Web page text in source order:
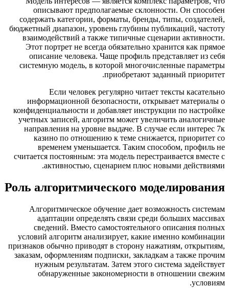
описывают предполагаемые склонности. Он
содержать категории, форматы, бренды, типы,
бюджетный диапазон, уровень глубины публикаций,
взаимодействий а также типичные сценарии
Этот портрет не всегда обязательно хранится как
описание человека. Чаще профиль представляет
системную модель, в которой многочисленные
приобретают заданный
Если человек регулярно читает тексты
информационной безопасности, открывает
конфиденциальности и добавляет инструкции по
учетных записей, алгоритм может увеличить
направления на уровне выдаче. В случае если
казино по отношению к теме снижается,
временем уменьшается. Таким способом,
считается постоянным: эта модель перестраивается
активностью, сценарием плюс новыми
Роль алгоритмического
Алгоритмическое обучение дает возможность
адаптации определять связи среди больших
сведений. Вместо самостоятельного описания
условий алгоритм анализирует, какие именно
признаков обычно приводят в сторону нажатиям,
заказам, оформлениям подписки, закладкам а также
нужным результатам. Затем этого система
обнаруженные закономерности в отношении